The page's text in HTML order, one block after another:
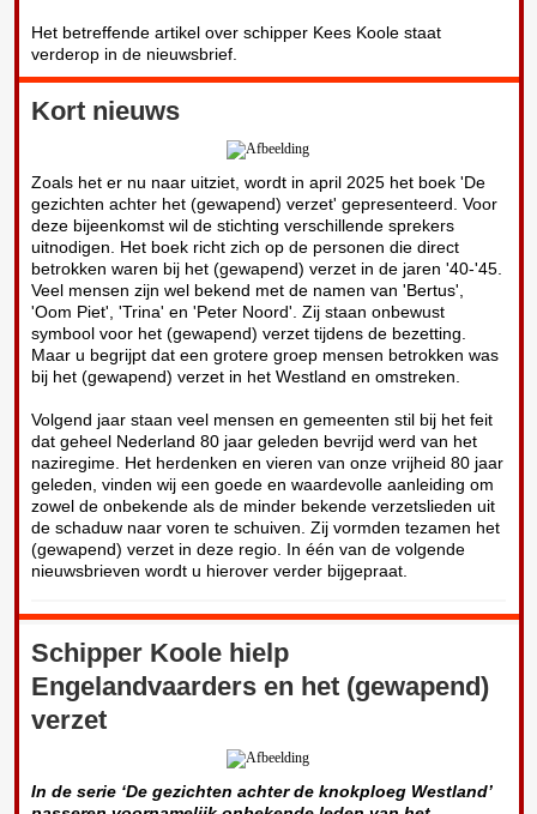
Het betreffende artikel over schipper Kees Koole staat
verderop in de nieuwsbrief.
Kort nieuws
Zoals het er nu naar uitziet, wordt in april 2025 het boek 'De
gezichten achter het (gewapend) verzet' gepresenteerd. Voor
deze bijeenkomst wil de stichting verschillende sprekers
uitnodigen. Het boek richt zich op de personen die direct
betrokken waren bij het (gewapend) verzet in de jaren '40-'45.
Veel mensen zijn wel bekend met de namen van 'Bertus',
'Oom Piet', 'Trina' en 'Peter Noord'. Zij staan onbewust
symbool voor het (gewapend) verzet tijdens de bezetting.
Maar u begrijpt dat een grotere groep mensen betrokken was
bij het (gewapend) verzet in het Westland en omstreken.
Volgend jaar staan veel mensen en gemeenten stil bij het feit
dat geheel Nederland 80 jaar geleden bevrijd werd van het
naziregime. Het herdenken en vieren van onze vrijheid 80 jaar
geleden, vinden wij een goede en waardevolle aanleiding om
zowel de onbekende als de minder bekende verzetslieden uit
de schaduw naar voren te schuiven. Zij vormden tezamen het
(gewapend) verzet in deze regio. In één van de volgende
nieuwsbrieven wordt u hierover verder bijgepraat.
Schipper Koole hielp
Engelandvaarders en het (gewapend)
verzet
In de serie ‘De gezichten achter de knokploeg Westland’